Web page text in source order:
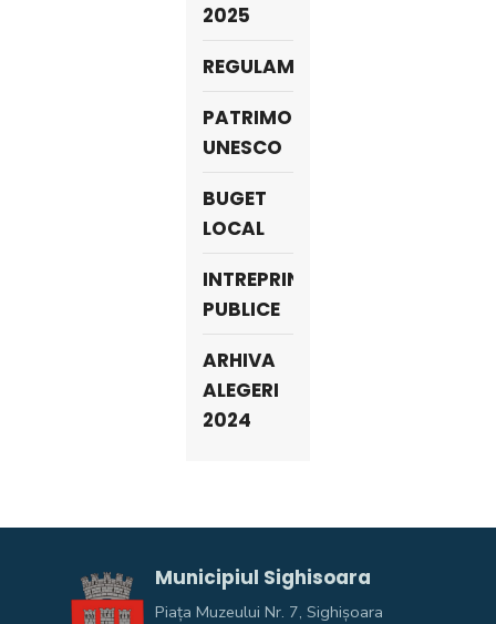
2025
REGULAMENTE
PATRIMONIU
UNESCO
BUGET
LOCAL
INTREPRINDERI
PUBLICE
ARHIVA
ALEGERI
2024
Municipiul Sighisoara
Piața Muzeului Nr. 7, Sighişoara